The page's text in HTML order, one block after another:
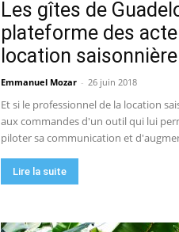
Les gîtes de
plateforme des
location saisonnière
Emmanuel Mozar - 26 juin 2018
Et si le professionnel de la location
aux commandes d'un outil qui lui
piloter sa communication et
Lire la suite